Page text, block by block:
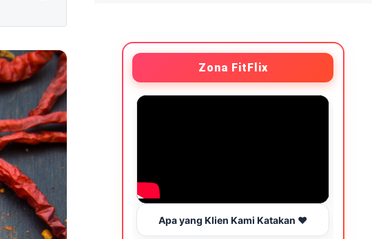
Zona FitFlix
Apa yang Klien Kami Katakan ❤️